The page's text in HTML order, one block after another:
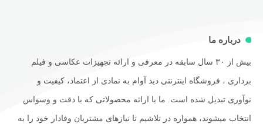
درباره ما
بیش از ۳۰ سال سابقه در معرفی و ارائه تجهیزات عکاسی و فیلم
برداری ، فروشگاه اینترنتی دید آوام به نمادی از اعتماد، کیفیت و
نوآوری تبدیل شده است. ما با ارائه محصولاتی که با دقت و وسواس
انتخاب میشوند، همواره در تلاشیم تا نیازهای مشتریان وفادار خود را به